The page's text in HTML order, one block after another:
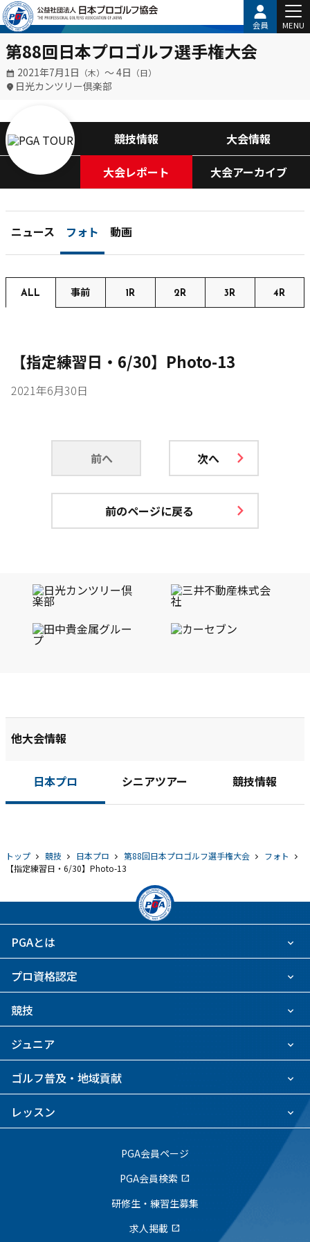
会員 MENU
第88回日本プロゴルフ選手権大会
2021年7月1日 （木） 〜 4日 （日）
日光カンツリー倶楽部
競技情報
大会情報
大会レポート
大会アーカイブ
ニュース フォト 動画
ALL 事前 1R 2R 3R 4R
【指定練習日・6/30】Photo-13
2021年6月30日
前へ 次へ
前のページに戻る
他大会情報
日本プロ シニアツアー 競技情報
トップ 競技 日本プロ 第88回日本プロゴルフ選手権大会
フォト
【指定練習日・6/30】Photo-13
PGAとは
プロ資格認定
競技
ジュニア
ゴルフ普及・地域貢献
レッスン
PGA会員ページ
PGA会員検索 open_in_new
研修生・練習生募集
求人掲載 open_in_new